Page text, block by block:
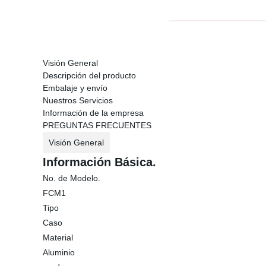
Visión General
Descripción del producto
Embalaje y envío
Nuestros Servicios
Información de la empresa
PREGUNTAS FRECUENTES
Visión General
Información Básica.
No. de Modelo.
FCM1
Tipo
Caso
Material
Aluminio